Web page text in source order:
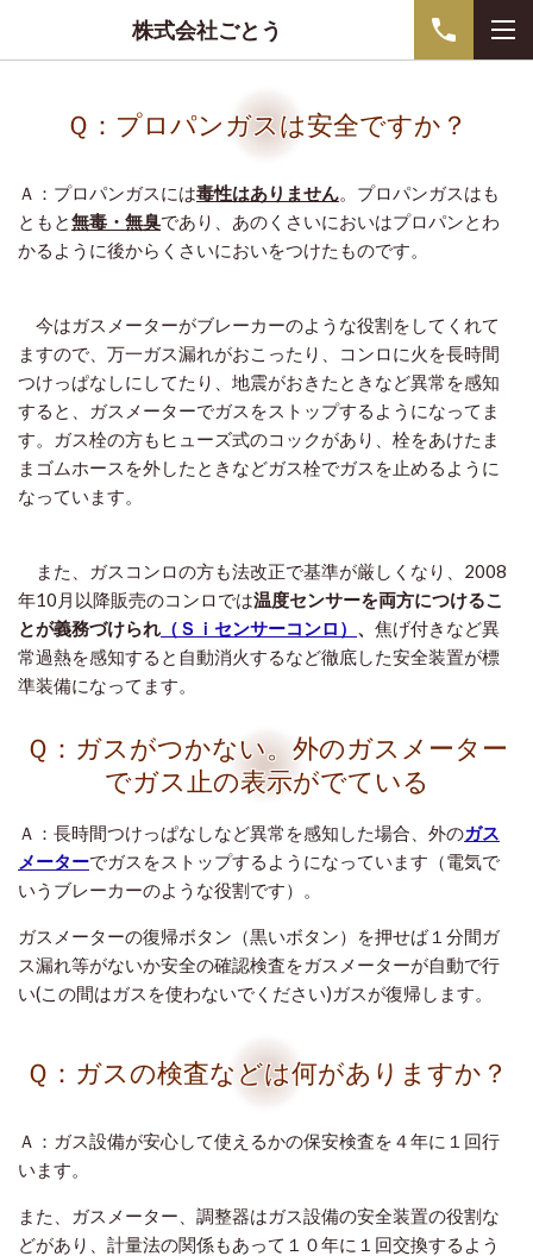
株式会社ごとう
Ｑ：プロパンガスは安全ですか？
Ａ：プロパンガスには毒性はありません。プロパンガスはも
ともと無毒・無臭であり、あのくさいにおいはプロパンとわ
かるように後からくさいにおいをつけたものです。
今はガスメーターがブレーカーのような役割をしてくれて
ますので、万一ガス漏れがおこったり、コンロに火を長時間
つけっぱなしにしてたり、地震がおきたときなど異常を感知
すると、ガスメーターでガスをストップするようになってま
す。ガス栓の方もヒューズ式のコックがあり、栓をあけたま
まゴムホースを外したときなどガス栓でガスを止めるように
なっています。
また、ガスコンロの方も法改正で基準が厳しくなり、2008
年10月以降販売のコンロでは温度センサーを両方につけるこ
とが義務づけられ （Ｓｉセンサーコンロ） 、 焦げ付きなど異
常過熱を感知すると自動消火するなど徹底した安全装置が標
準装備になってます。
Ｑ：ガスがつかない。外のガスメーター
でガス止の表示がでている
Ａ：長時間つけっぱなしなど異常を感知した場合、外のガス
メーターでガスをストップするようになっています（電気で
いうブレーカーのような役割です）。
ガスメーターの復帰ボタン（黒いボタン）を押せば１分間ガ
ス漏れ等がないか安全の確認検査をガスメーターが自動で行
い(この間はガスを使わないでください)ガスが復帰します。
Ｑ：ガスの検査などは何がありますか？
Ａ：ガス設備が安心して使えるかの保安検査を４年に１回行
います。
また、ガスメーター、調整器はガス設備の安全装置の役割な
どがあり、計量法の関係もあって１０年に１回交換するよう